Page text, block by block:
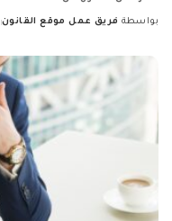
بواسطة فريق عمل موقع القانون